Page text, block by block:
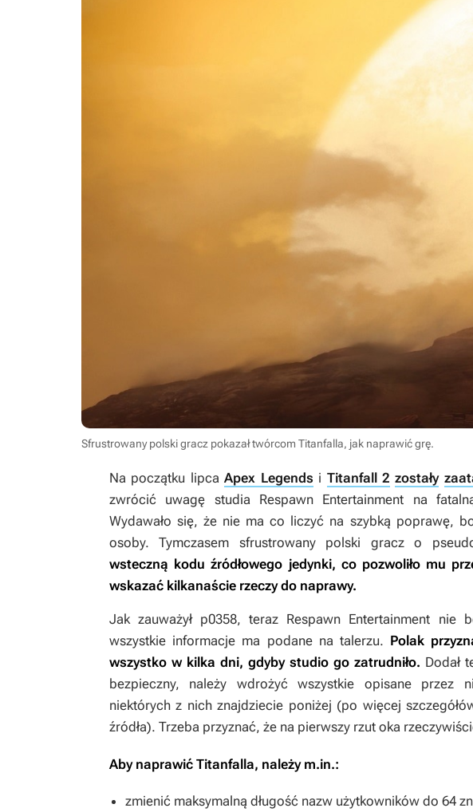
Sfrustrowany polski gracz pokazał twórcom Titanfalla, jak naprawić grę.
Na początku lipcaApex Legends i Titanfall 2 zostały
zwrócić uwagę studia Respawn Entertainment na
Wydawało się, że nie ma co liczyć na szybką poprawę,
osoby. Tymczasem sfrustrowany polski gracz o
wsteczną kodu źródłowego jedynki, co pozwoliło mu
wskazać kilkanaście rzeczy do naprawy.
Jak zauważył p0358, teraz Respawn Entertainment nie
wszystkie informacje ma podane na talerzu. Polak
wszystko w kilka dni, gdyby studio go zatrudniło. Dodał
bezpieczny, należy wdrożyć wszystkie opisane przez
niektórych z nich znajdziecie poniżej (po więcej
źródła). Trzeba przyznać, że na pierwszy rzut oka
Aby naprawić Titanfalla, należy m.in.:
zmienić maksymalną długość nazw użytkowników do 64